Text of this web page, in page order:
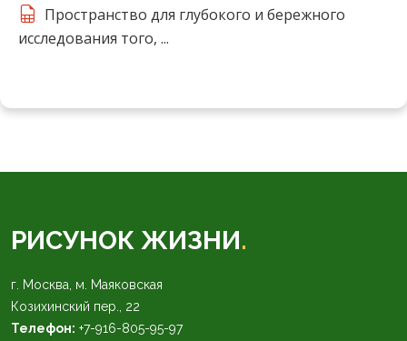
Пространство для глубокого и бережного
исследования того, ...
РИСУНОК ЖИЗНИ.
г. Москва, м. Маяковская
Козихинский пер., 22
Телефон: +7-916-805-95-97